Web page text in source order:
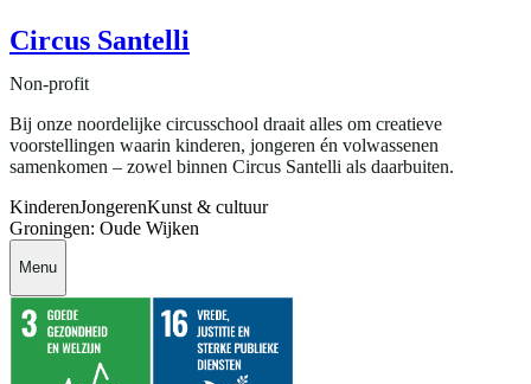
Circus Santelli
Non-profit
Bij onze noordelijke circusschool draait alles om creatieve
voorstellingen waarin kinderen, jongeren én volwassenen
samenkomen – zowel binnen Circus Santelli als daarbuiten.
KinderenJongerenKunst & cultuur
Groningen: Oude Wijken
Menu